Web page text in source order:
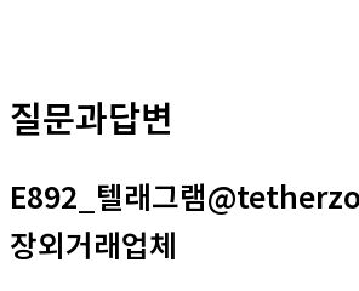
질문과답변
E892_텔래그램
장외거래업체